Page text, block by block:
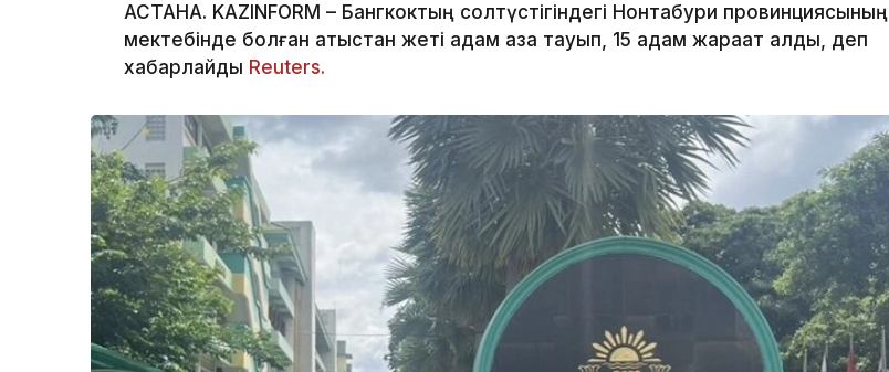
АСТАНА. KAZINFORM – Бангкоктың солтүстігіндегі Нонтабури провинциясының
мектебінде болған атыстан жеті адам қаза тауып, 15 адам жарақат алды, деп
хабарлайды Reuters.